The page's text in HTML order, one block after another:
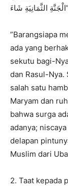
الْجَنَّةِ الثَّمَانِيَةِ شَاءَ”
”Barangsiapa
ada yang
sekutu bagi-
dan Rasul-Nya.
salah satu
Maryam dan
bahwa surga
adanya;
delapan
Muslim dari
2. Taat kepada